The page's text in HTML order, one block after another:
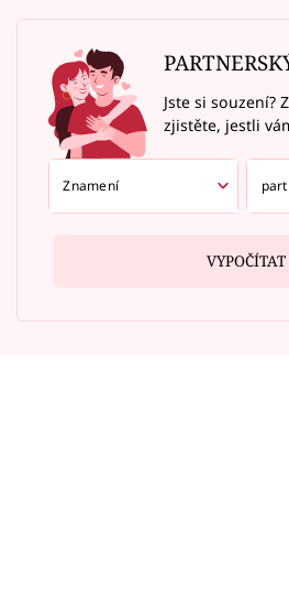
Jste si souzení?
zjistěte, jestli
VYPOČÍTAT